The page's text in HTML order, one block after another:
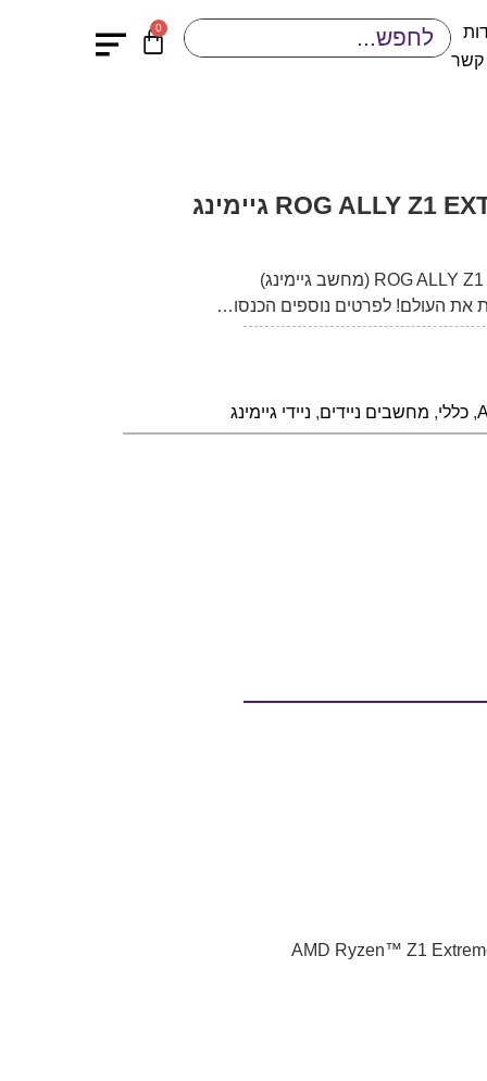
קשר
0
את העולם! לפרטים נוספים הכנסו…
, כללי, מחשבים ניידים, ניידי גיימינג
AMD Ryzen™ Z1